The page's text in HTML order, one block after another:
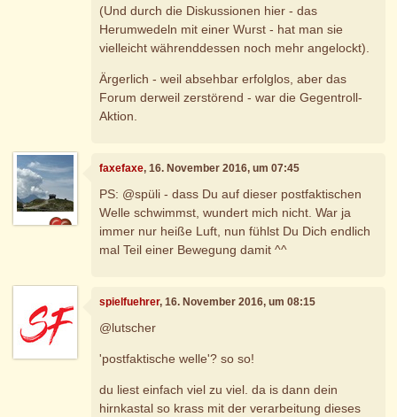
(Und durch die Diskussionen hier - das
Herumwedeln mit einer Wurst - hat man sie
vielleicht währenddessen noch mehr angelockt).
Ärgerlich - weil absehbar erfolglos, aber das
Forum derweil zerstörend - war die Gegentroll-
Aktion.
faxefaxe, 16. November 2016, um 07:45
PS: @spüli - dass Du auf dieser postfaktischen
Welle schwimmst, wundert mich nicht. War ja
immer nur heiße Luft, nun fühlst Du Dich endlich
mal Teil einer Bewegung damit ^^
spielfuehrer, 16. November 2016, um 08:15
@lutscher
'postfaktische welle'? so so!
du liest einfach viel zu viel. da is dann dein
hirnkastal so krass mit der verarbeitung dieses